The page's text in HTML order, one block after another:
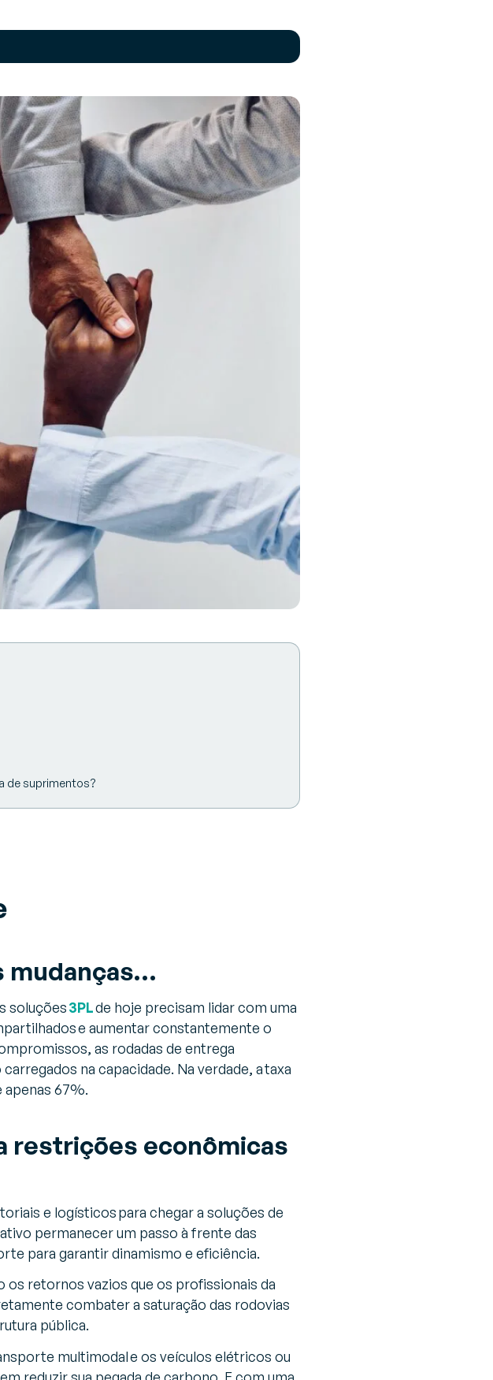
de suprimentos?
mudanças…
soluções3PLde hoje precisam lidar com uma
e aumentar constantemente o
as rodadas de entrega
na capacidade. Na verdade, a taxa
apenas 67%.
restrições econômicas
e logísticos para chegar a soluções de
permanecer um passo à frente das
para garantir dinamismo e eficiência.
os retornos vazios que os profissionais da
combater a saturação das rodovias
pública.
multimodal e os veículos elétricos ou
reduzir sua pegada de carbono. E com uma